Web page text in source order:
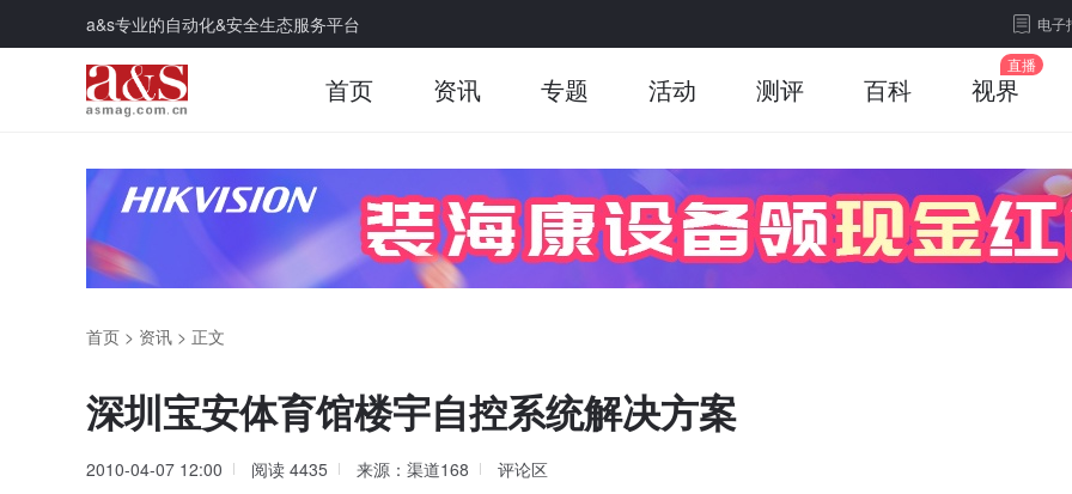
a&s专业的自动化&安全生态服务平台 电子
首页 资讯 专题 活动 测评 百科 视界
首页 > 资讯 > 正文
深圳宝安体育馆楼宇自控系统解决方案
2010-04-07 12:00 阅读 4435 来源：渠道168 评论区